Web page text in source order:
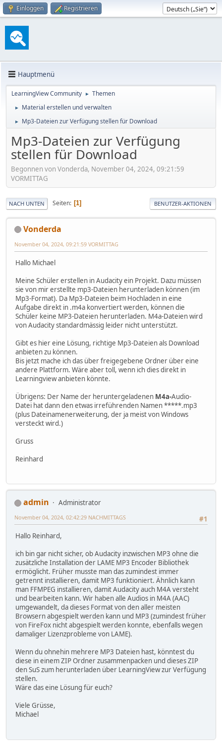
Einloggen Registrieren
Hauptmenü
LearningView Community ► Themen
► Material erstellen und verwalten
► Mp3-Dateien zur Verfügung stellen für Download
Mp3-Dateien zur Verfügung
stellen für Download
Begonnen von Vonderda, November 04, 2024, 09:21:59
VORMITTAG
NACH UNTEN Seiten 1 BENUTZER-AKTIONEN
Vonderda
November 04, 2024, 09:21:59 VORMITTAG
Hallo Michael
Meine Schüler erstellen in Audacity ein Projekt. Dazu müssen
sie von mir erstellte mp3-Dateien herunterladen können (im
Mp3-Format). Da Mp3-Dateien beim Hochladen in eine
Aufgabe direkt in .m4a konvertiert werden, können die
Schüler keine MP3-Dateien herunterladen. M4a-Dateien wird
von Audacity standardmässig leider nicht unterstützt.
Gibt es hier eine Lösung, richtige Mp3-Dateien als Download
anbieten zu können.
Bis jetzt mache ich das über freigegebene Ordner über eine
andere Plattform. Wäre aber toll, wenn ich dies direkt in
Learningview anbieten könnte.
Übrigens: Der Name der heruntergeladenen M4a-Audio-
Datei hat dann den etwas irreführenden Namen *****.mp3
(plus Dateinamenerweiterung, der ja meist von Windows
versteckt wird.)
Gruss
Reinhard
admin
Administrator
#1
November 04, 2024, 02:42:29 NACHMITTAGS
Hallo Reinhard,
ich bin gar nicht sicher, ob Audacity inzwischen MP3 ohne die
zusätzliche Installation der LAME MP3 Encoder Bibliothek
ermöglicht. Früher musste man das zumindest immer
getrennt installieren, damit MP3 funktioniert. Ähnlich kann
man FFMPEG installieren, damit Audacity auch M4A versteht
und bearbeiten kann. Wir haben alle Audios in M4A (AAC)
umgewandelt, da dieses Format von den aller meisten
Browsern abgespielt werden kann und MP3 (zumindest früher
von FireFox nicht abgespielt werden konnte, ebenfalls wegen
damaliger Lizenzprobleme von LAME).
Wenn du ohnehin mehrere MP3 Dateien hast, könntest du
diese in einem ZIP Ordner zusammenpacken und dieses ZIP
den SuS zum herunterladen über LearningView zur Verfügung
stellen.
Wäre das eine Lösung für euch?
Viele Grüsse,
Michael